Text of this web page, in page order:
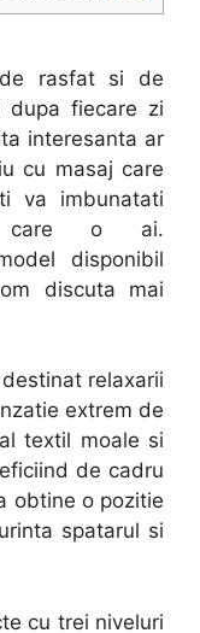
rasfat si de
fiecare zi
interesanta ar
cu masaj care
va imbunatati
care o ai.
disponibil
discuta mai
relaxarii
extrem de
textil moale si
de cadru
obtine o pozitie
spatarul si
cu trei niveluri